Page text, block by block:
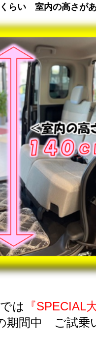
らい 室内の高さが
は
『SPECIAL
期間中 ご試乗